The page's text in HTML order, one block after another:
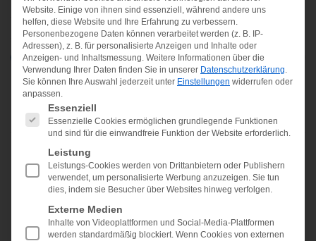
Anfrage starten
Schritt1von3
33%
Behandlung
In welchem Bereich benötigen Sie eine Behandlung?
(Benötigt)
Website. Einige von ihnen sind essenziell, während andere uns
helfen, diese Website und Ihre Erfahrung zu verbessern.
Personenbezogene Daten können verarbeitet werden (z. B. IP-
Adressen), z. B. für personalisierte Anzeigen und Inhalte oder
Anzeigen- und Inhaltsmessung. Weitere Informationen über die
Verwendung Ihrer Daten finden Sie in unserer Datenschutzerklärung
Sie können Ihre Auswahl jederzeit unter Einstellungen widerrufen oder
anpassen.
Es folgt eine Liste der Service-Gruppen, für die
Essenziell
Essenzielle Cookies ermöglichen grundlegende Funktionen
und sind für die einwandfreie Funktion der Website erforderlich.
Leistung
Leistungs-Cookies werden von Drittanbietern oder Publishern
verwendet, um personalisierte Werbung anzuzeigen. Sie tun
dies, indem sie Besucher über Websites hinweg verfolgen.
Externe Medien
Inhalte von Videoplattformen und Social-Media-Plattformen
werden standardmäßig blockiert. Wenn Cookies von externen